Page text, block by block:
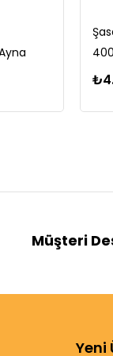
Müşteri
Yeni